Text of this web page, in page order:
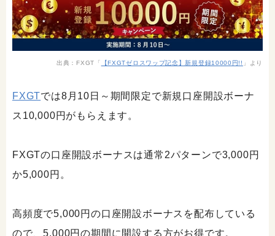
出典：FXGT「 【FXGTゼロスワップ記念】新規登録10000円!! 」より
FXGTでは8月10日～期間限定で新規口座開設ボーナ
ス10,000円がもらえます。
FXGTの口座開設ボーナスは通常2パターンで3,000円
か5,000円。
高頻度で5,000円の口座開設ボーナスを配布している
ので、5,000円の期間に開設する方がお得です。